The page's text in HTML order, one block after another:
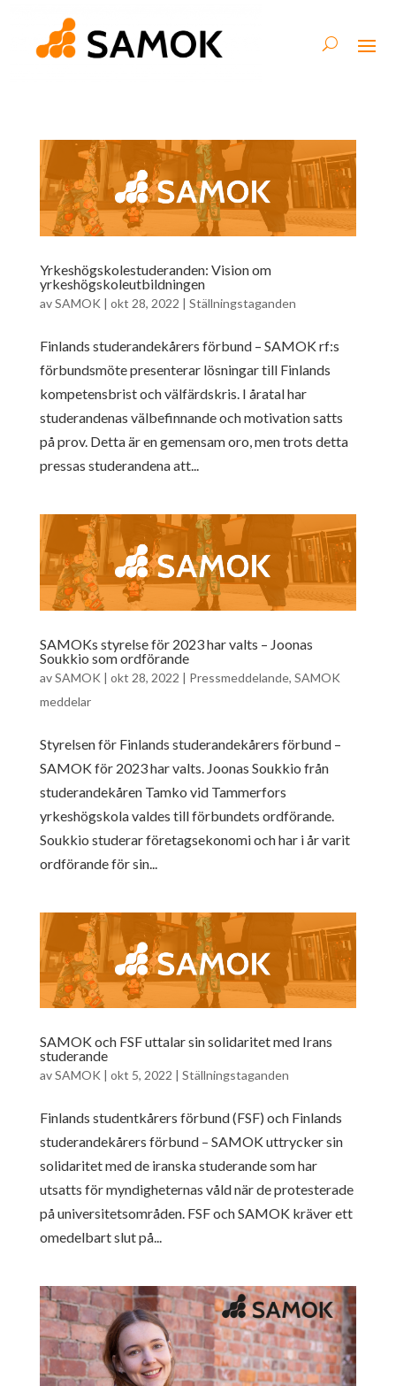
Yrkeshögskolestuderanden: Vision om
yrkeshögskoleutbildningen
avSAMOK | okt 28, 2022 | Ställningstaganden
Finlands studerandekårers förbund – SAMOK rf:s
förbundsmöte presenterar lösningar till Finlands
kompetensbrist och välfärdskris. I åratal har
studerandenas välbefinnande och motivation satts
på prov. Detta är en gemensam oro, men trots detta
pressas studerandena att...
SAMOKs styrelse för 2023 har valts – Joonas
Soukkio som ordförande
avSAMOK | okt 28, 2022 | Pressmeddelande, SAMOK
meddelar
Styrelsen för Finlands studerandekårers förbund –
SAMOK för 2023 har valts. Joonas Soukkio från
studerandekåren Tamko vid Tammerfors
yrkeshögskola valdes till förbundets ordförande.
Soukkio studerar företagsekonomi och har i år varit
ordförande för sin...
SAMOK och FSF uttalar sin solidaritet med Irans
studerande
avSAMOK | okt 5, 2022 | Ställningstaganden
Finlands studentkårers förbund (FSF) och Finlands
studerandekårers förbund – SAMOK uttrycker sin
solidaritet med de iranska studerande som har
utsatts för myndigheternas våld när de protesterade
på universitetsområden. FSF och SAMOK kräver ett
omedelbart slut på...